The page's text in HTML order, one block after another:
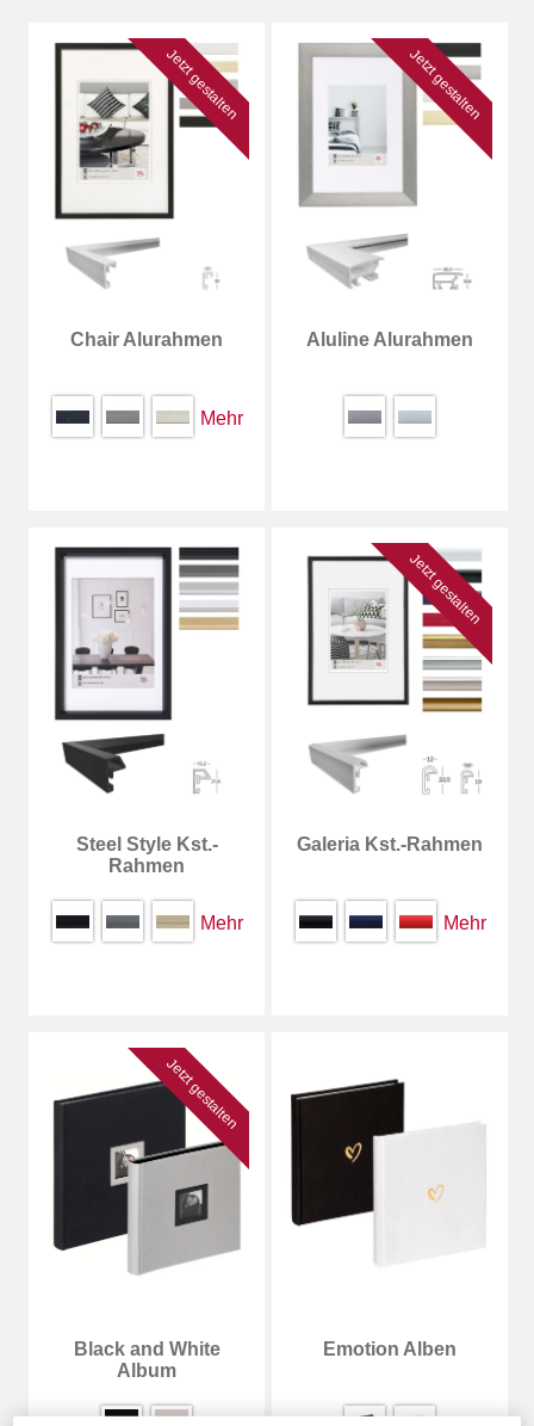
Jetzt gestalten
Chair Alurahmen
Mehr
Jetzt gestalten
Aluline Alurahmen
Steel Style Kst.-
Rahmen
Mehr
Jetzt gestalten
Galeria Kst.-Rahmen
Mehr
Jetzt gestalten
Black and White
Album
Emotion Alben